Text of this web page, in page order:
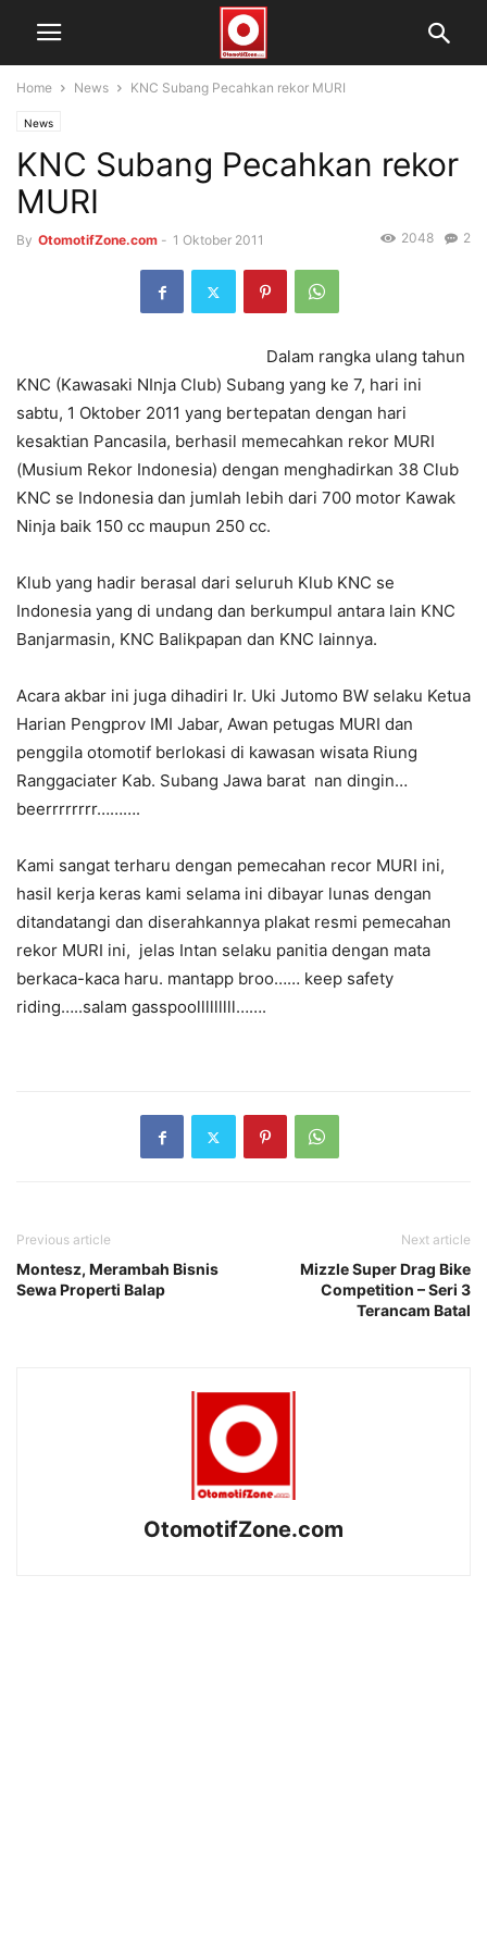
Home News KNC Subang Pecahkan rekor MURI
News
KNC Subang Pecahkan rekor
MURI
By OtomotifZone.com - 1 Oktober 2011 2
2048
Dalam rangka ulang tahun
KNC (Kawasaki NInja Club) Subang yang ke 7, hari ini
sabtu, 1 Oktober 2011 yang bertepatan dengan hari
kesaktian Pancasila, berhasil memecahkan rekor MURI
(Musium Rekor Indonesia) dengan menghadirkan 38 Club
KNC se Indonesia dan jumlah lebih dari 700 motor Kawak
Ninja baik 150 cc maupun 250 cc.
Klub yang hadir berasal dari seluruh Klub KNC se
Indonesia yang di undang dan berkumpul antara lain KNC
Banjarmasin, KNC Balikpapan dan KNC lainnya.
Acara akbar ini juga dihadiri Ir. Uki Jutomo BW selaku Ketua
Harian Pengprov IMI Jabar, Awan petugas MURI dan
penggila otomotif berlokasi di kawasan wisata Riung
Ranggaciater Kab. Subang Jawa barat nan dingin…
beerrrrrrrr……….
Kami sangat terharu dengan pemecahan recor MURI ini,
hasil kerja keras kami selama ini dibayar lunas dengan
ditandatangi dan diserahkannya plakat resmi pemecahan
rekor MURI ini, jelas Intan selaku panitia dengan mata
berkaca-kaca haru. mantapp broo…… keep safety
riding…..salam gasspoolllllllll…….
Previous article
Montesz, Merambah Bisnis
Sewa Properti Balap
Next article
Mizzle Super Drag Bike
Competition – Seri 3
Terancam Batal
OtomotifZone.com